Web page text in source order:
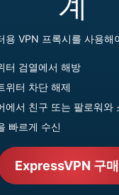
용 VPN 프록시를 사용해
터 검열에서 해방
위터 차단 해제
에서 친구 또는 팔로워와
빠르게 수신
ExpressVPN 구매